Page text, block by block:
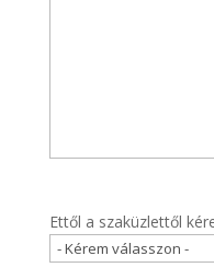
Ettől a szaküzlettől